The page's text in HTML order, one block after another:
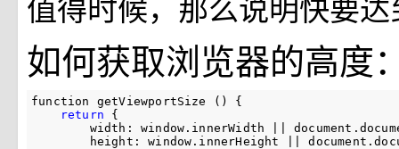
如何获取浏览器的高度
function getViewportSize () {
return {
        width: window.innerWidth
||
        height: window.innerHeight
||